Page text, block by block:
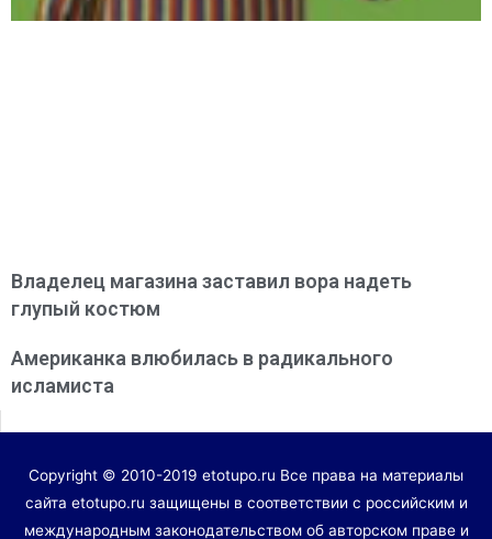
Владелец магазина заставил вора надеть
глупый костюм
Американка влюбилась в радикального
исламиста
Copyright © 2010-2019 etotupo.ru Все права на материалы
сайта etotupo.ru защищены в соответствии с российским и
международным законодательством об авторском праве и